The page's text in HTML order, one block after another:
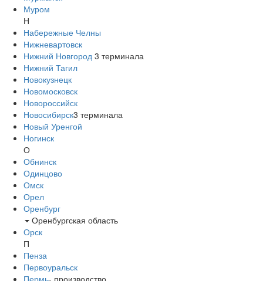
Муром
Н
Набережные Челны
Нижневартовск
Нижний Новгород 3 терминала
Нижний Тагил
Новокузнецк
Новомосковск
Новороссийск
Новосибирск3 терминала
Новый Уренгой
Ногинск
О
Обнинск
Одинцово
Омск
Орел
Оренбург
Оренбургская область
Орск
П
Пенза
Первоуральск
Пермь- производство